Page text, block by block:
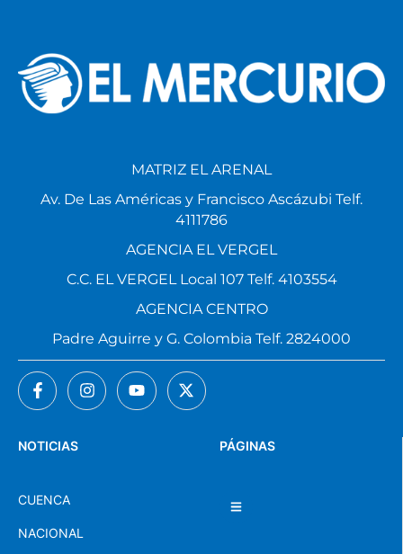
PÁGINAS
NOTICIAS
CUENCA
NACIONAL
MATRIZ EL ARENAL
Av. De Las Américas y Francisco Ascázubi Telf.
4111786
AGENCIA EL VERGEL
C.C. EL VERGEL Local 107 Telf. 4103554
AGENCIA CENTRO
Padre Aguirre y G. Colombia Telf. 2824000